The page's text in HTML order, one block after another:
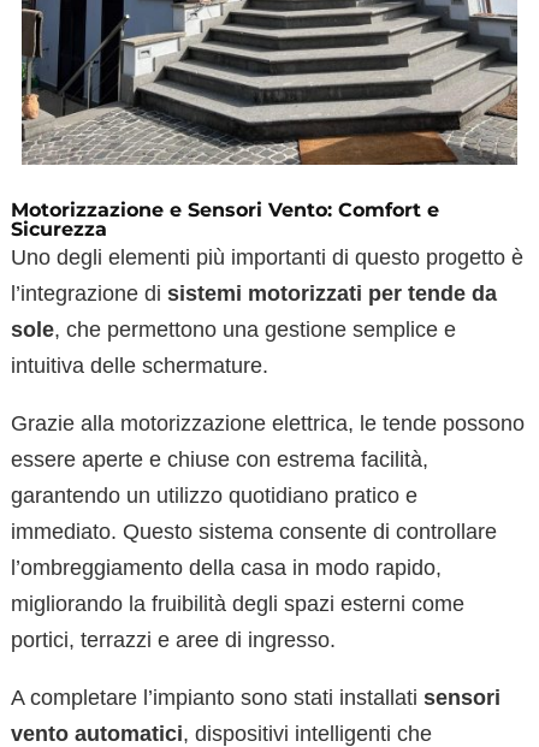
Motorizzazione e Sensori Vento: Comfort e
Sicurezza
Uno degli elementi più importanti di questo progetto è
l’integrazione di sistemi motorizzati per tende da
sole, che permettono una gestione semplice e
intuitiva delle schermature.
Grazie alla motorizzazione elettrica, le tende possono
essere aperte e chiuse con estrema facilità,
garantendo un utilizzo quotidiano pratico e
immediato. Questo sistema consente di controllare
l’ombreggiamento della casa in modo rapido,
migliorando la fruibilità degli spazi esterni come
portici, terrazzi e aree di ingresso.
A completare l’impianto sono stati installati sensori
vento automatici, dispositivi intelligenti che